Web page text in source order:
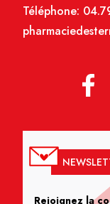
Téléphone:
Rejoignez la